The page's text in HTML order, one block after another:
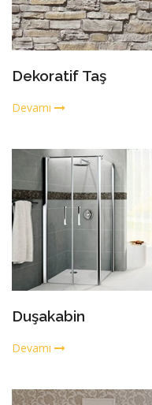
Dekoratif Taş
Devamı
Duşakabin
Devamı